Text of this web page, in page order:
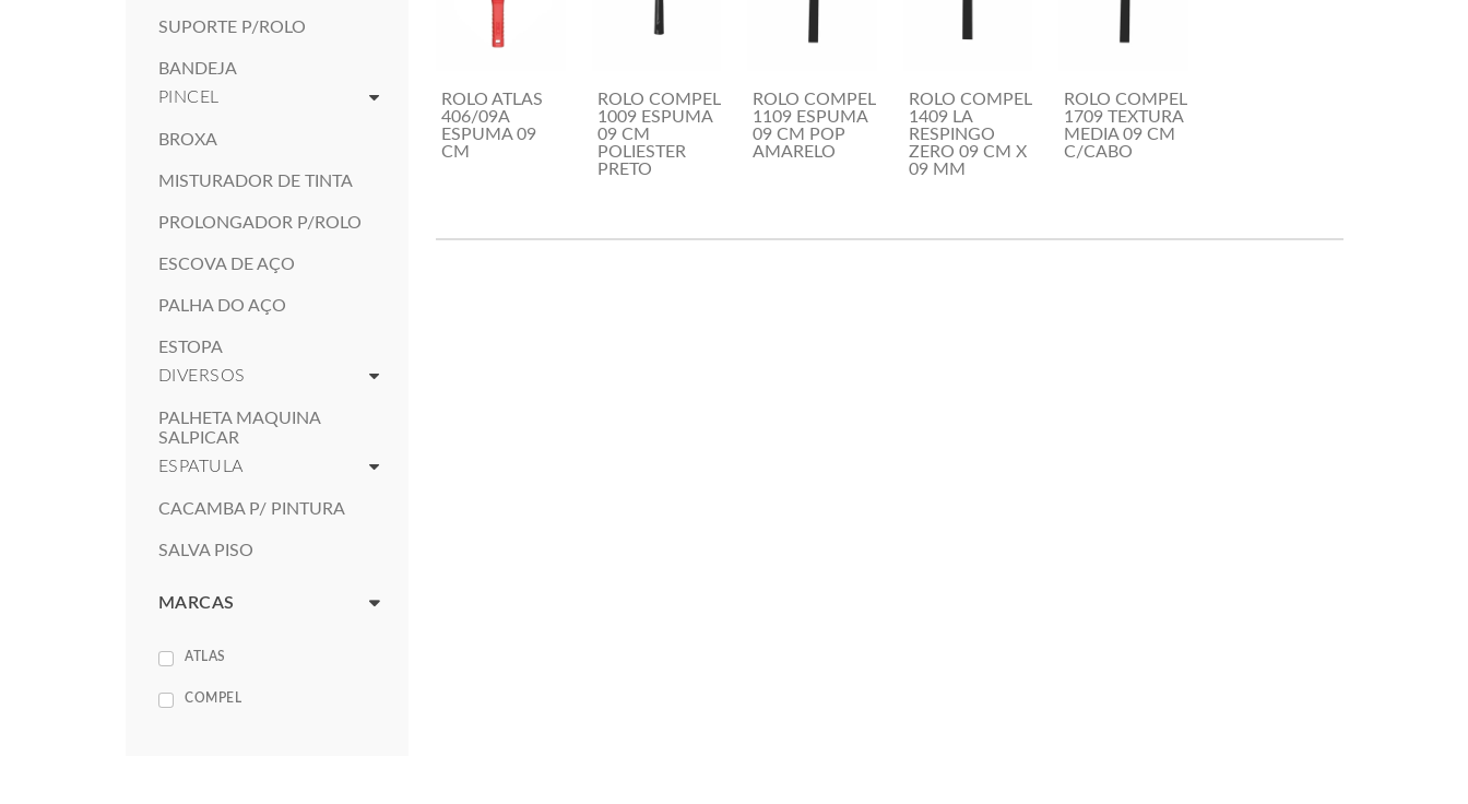
SUPORTE P/ROLO
BANDEJA
PINCEL
BROXA
MISTURADOR DE TINTA
PROLONGADOR P/ROLO
ESCOVA DE AÇO
PALHA DO AÇO
ESTOPA
DIVERSOS
PALHETA MAQUINA
SALPICAR
ESPATULA
CACAMBA P/ PINTURA
SALVA PISO
MARCAS
ATLAS
COMPEL
ROLO ATLAS
406/09A
ESPUMA 09
CM
ROLO COMPEL
1009 ESPUMA
09 CM
POLIESTER
PRETO
ROLO COMPEL
1109 ESPUMA
09 CM POP
AMARELO
ROLO COMPEL
1409 LA
RESPINGO
ZERO 09 CM X
09 MM
ROLO COMPEL
1709 TEXTURA
MEDIA 09 CM
C/CABO